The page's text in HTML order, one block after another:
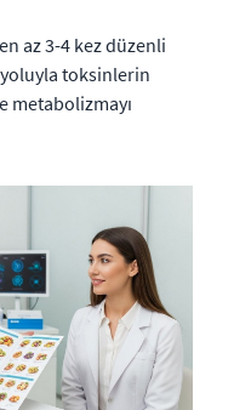
az 3-4 kez düzenli
toksinlerin
metabolizmayı